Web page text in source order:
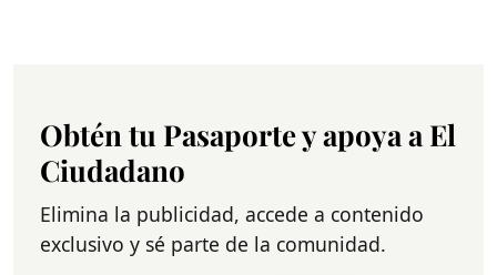
Obtén tu Pasaporte y apoya a El
Ciudadano
Elimina la publicidad, accede a contenido
exclusivo y sé parte de la comunidad.